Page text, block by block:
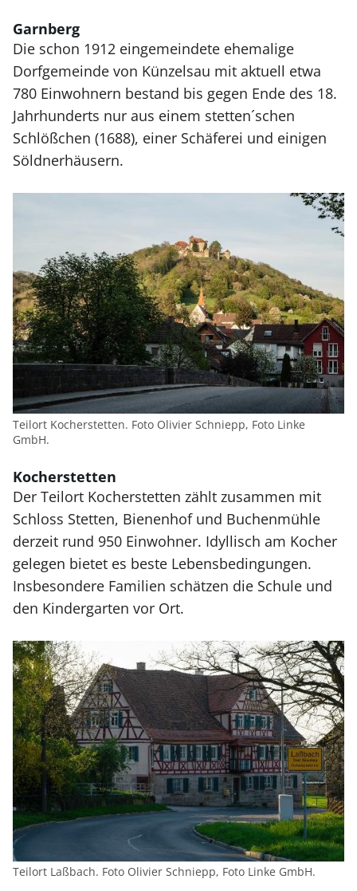
Garnberg
Die schon 1912 eingemeindete ehemalige
Dorfgemeinde von Künzelsau mit aktuell etwa
780 Einwohnern bestand bis gegen Ende des 18.
Jahrhunderts nur aus einem stetten´schen
Schlößchen (1688), einer Schäferei und einigen
Söldnerhäusern.
Teilort Kocherstetten. Foto Olivier Schniepp, Foto Linke
GmbH.
Kocherstetten
Der Teilort Kocherstetten zählt zusammen mit
Schloss Stetten, Bienenhof und Buchenmühle
derzeit rund 950 Einwohner. Idyllisch am Kocher
gelegen bietet es beste Lebensbedingungen.
Insbesondere Familien schätzen die Schule und
den Kindergarten vor Ort.
Teilort Laßbach. Foto Olivier Schniepp, Foto Linke GmbH.